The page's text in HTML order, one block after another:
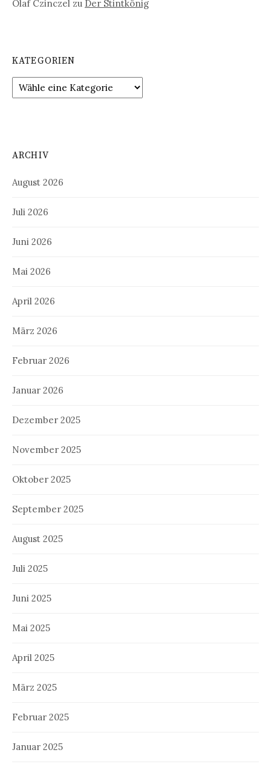
Olaf Czinczel zu Der Stintkönig
KATEGORIEN
ARCHIV
August 2026
Juli 2026
Juni 2026
Mai 2026
April 2026
März 2026
Februar 2026
Januar 2026
Dezember 2025
November 2025
Oktober 2025
September 2025
August 2025
Juli 2025
Juni 2025
Mai 2025
April 2025
März 2025
Februar 2025
Januar 2025